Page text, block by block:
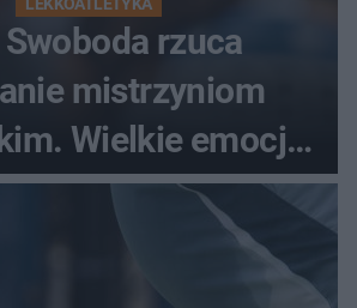
Swoboda rzuca
mistrzyniom
Wielkie emocje
Silesia Memoriału
Skolimowskiej